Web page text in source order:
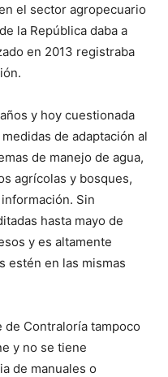
el sector agropecuario
la República daba a
en 2013 registraba
y hoy cuestionada
de adaptación al
de manejo de agua,
agrícolas y bosques,
Sin
hasta mayo de
y es altamente
estén en las mismas
de Contraloría tampoco
y no se tiene
de manuales o